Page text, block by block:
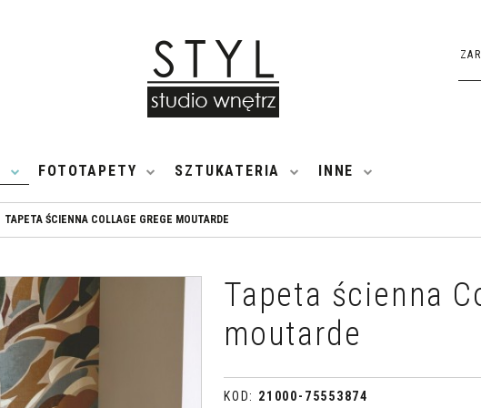
FOTOTAPETY SZTUKATERIA INNE
TAPETA ŚCIENNA COLLAGE GREGE MOUTARDE
Tapeta ścienna
moutarde
KOD: 21000-75553874